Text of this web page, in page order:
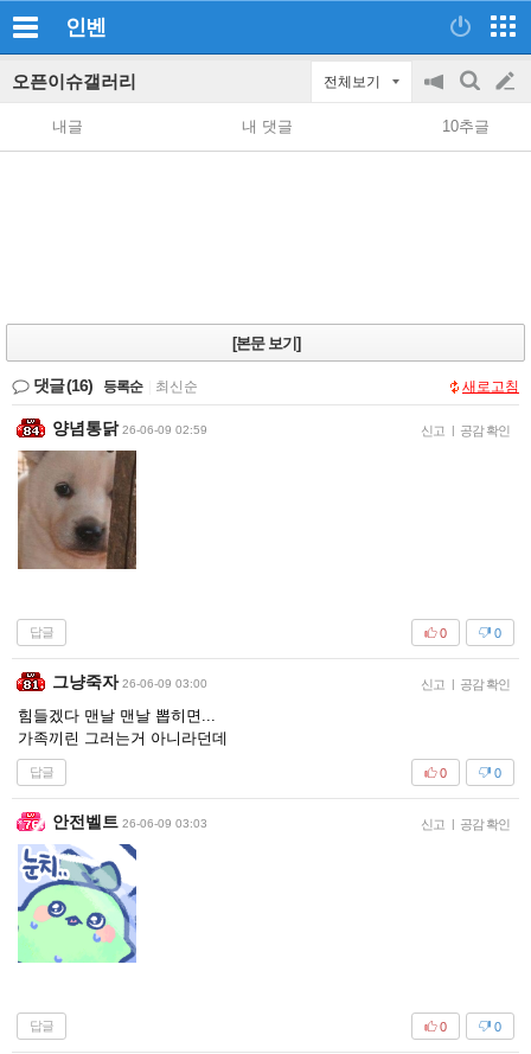
인벤
오픈이슈갤러리 전체보기
공
지
on/off
검
색
글
쓰
내글 내 댓글 10추글
[본문 보기]
댓글(16) 등록순 최신순 새로고침
양념통닭 26-06-09 02:59 신고 | 공감 확인
답글 0
0
그냥죽자 26-06-09 03:00 신고 | 공감 확인
힘들겠다 맨날 맨날 뽑히면...
가족끼린 그러는거 아니라던데
답글 0
0
안전벨트 26-06-09 03:03 신고 | 공감 확인
답글 0
0